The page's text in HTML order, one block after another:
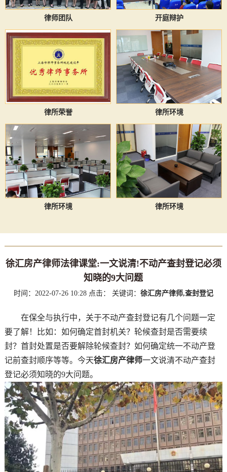
律师团队 开庭辩护
律所荣誉 律所环境
律所环境 律所环境
徐汇房产律师法律课堂:一文说清!不动产查封登记必须
知晓的9大问题
时间：2022-07-26 10:28 点击： 关键词： 徐汇房产律师,查封登记
在保全与执行中，关于不动产查封登记有几个问题一定
要了解！比如：如何确定首封机关？轮候查封是否需要续
封？首封处置是否要解除轮候查封？如何确定统一不动产登
记前查封顺序等等。今天徐汇房产律师一文说清不动产查封
登记必须知晓的9大问题。